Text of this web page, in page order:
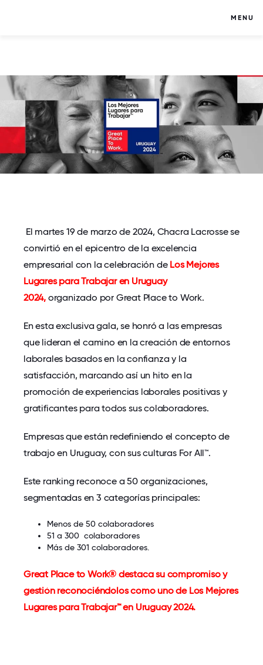
MENU
El martes 19 de marzo de 2024, Chacra Lacrosse se
convirtió en el epicentro de la excelencia
empresarial con la celebración de Los Mejores
Lugares para Trabajar en Uruguay
2024, organizado por Great Place to Work.
En esta exclusiva gala, se honró a las empresas
que lideran el camino en la creación de entornos
laborales basados en la confianza y la
satisfacción, marcando así un hito en la
promoción de experiencias laborales positivas y
gratificantes para todos sus colaboradores.
Empresas que están redefiniendo el concepto de
trabajo en Uruguay, con sus culturas For All™.
Este ranking reconoce a 50 organizaciones,
segmentadas en 3 categorías principales:
Menos de 50 colaboradores
51 a 300 colaboradores
Más de 301 colaboradores.
Great Place to Work® destaca su compromiso y
gestión reconociéndolos como uno de Los Mejores
Lugares para Trabajar™ en Uruguay 2024.